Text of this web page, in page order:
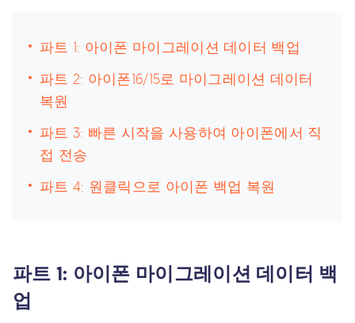
파트 1: 아이폰 마이그레이션 데이터 백업
파트 2: 아이폰16/15로 마이그레이션 데이터
복원
파트 3: 빠른 시작을 사용하여 아이폰에서 직
접 전송
파트 4: 원클릭으로 아이폰 백업 복원
파트 1: 아이폰 마이그레이션 데이터 백
업